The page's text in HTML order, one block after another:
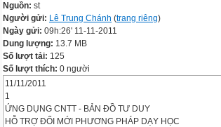
Nguồn: st
Người gửi: Lê Trung Chánh (trang riêng)
Ngày gửi: 09h:26' 11-11-2011
Dung lượng: 13.7 MB
Số lượt tải: 125
Số lượt thích: 0 người
11/11/2011
1
ỨNG DỤNG CNTT - BẢN ĐỒ TƯ DUY
HỖ TRỢ ĐỔI MỚI PHƯƠNG PHÁP DẠY HỌC